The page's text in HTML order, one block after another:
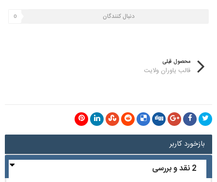
دنبال کنندگان 0
محصول قبلی
قالب یاوران ولایت
بازخورد کاربر
2 نقد و بررسی